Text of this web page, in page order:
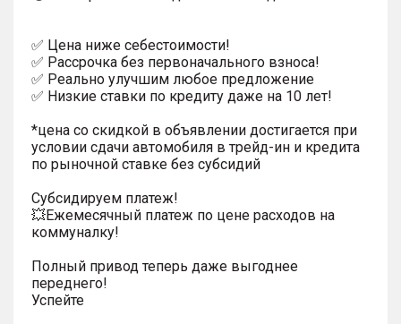
✅ Цена ниже себестоимости!
✅ Рассрочка без первоначального взноса!
✅ Реально улучшим любое предложение
✅ Низкие ставки по кредиту даже на 10 лет!
*цена со скидкой в объявлении достигается при
условии сдачи автомобиля в трейд-ин и кредита
по рыночной ставке без субсидий
Субсидируем платеж!
💥Ежемесячный платеж по цене расходов на
коммуналку!
Полный привод теперь даже выгоднее
переднего!
Успейте